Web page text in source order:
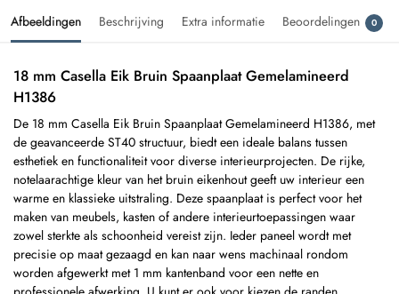
Afbeeldingen Beschrijving Extra informatie Beoordelingen 0
18 mm Casella Eik Bruin Spaanplaat Gemelamineerd
H1386
De 18 mm Casella Eik Bruin Spaanplaat Gemelamineerd H1386, met
de geavanceerde ST40 structuur, biedt een ideale balans tussen
esthetiek en functionaliteit voor diverse interieurprojecten. De rijke,
notelaarachtige kleur van het bruin eikenhout geeft uw interieur een
warme en klassieke uitstraling. Deze spaanplaat is perfect voor het
maken van meubels, kasten of andere interieurtoepassingen waar
zowel sterkte als schoonheid vereist zijn. Ieder paneel wordt met
precisie op maat gezaagd en kan naar wens machinaal rondom
worden afgewerkt met 1 mm kantenband voor een nette en